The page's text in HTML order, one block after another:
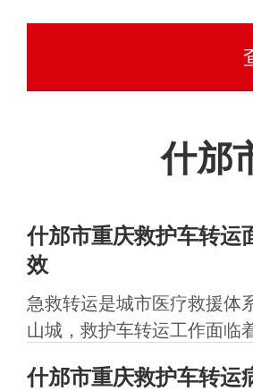
什邡
什邡市重庆救护车转运
效
急救转运是城市医疗救援体
山城，救护车转运工作面临
什邡市重庆救护车转运